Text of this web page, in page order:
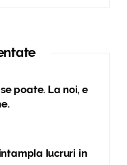
poate. La noi, e
lucruri in